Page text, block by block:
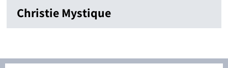
Christie Mystique